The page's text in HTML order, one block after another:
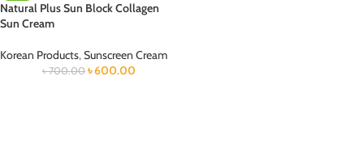
Natural Plus Sun Block Collagen
Sun Cream
Korean Products,Sunscreen Cream
৳700.00 ৳600.00